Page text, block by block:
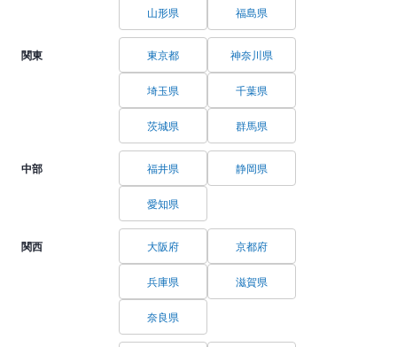
山形県 福島県
関東 東京都 神奈川県
埼玉県 千葉県
茨城県 群馬県
中部 福井県 静岡県
愛知県
関西 大阪府 京都府
兵庫県 滋賀県
奈良県